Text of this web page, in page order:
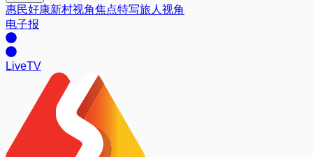
惠民好康新村视角焦点特写旅人视角
电子报
LiveTV